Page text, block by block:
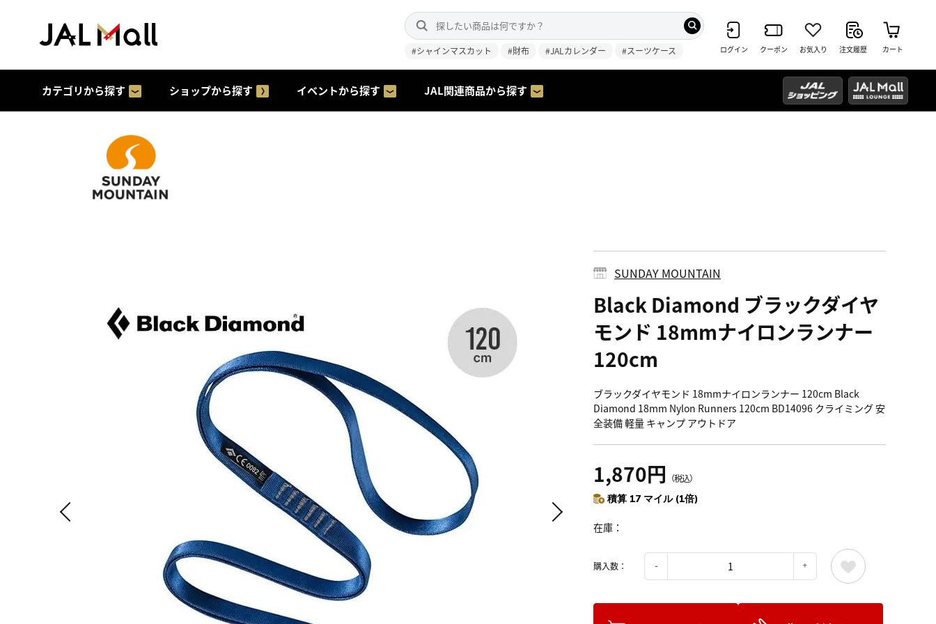
#シャインマスカット #財布 #JALカレンダー #スーツケース ログイン クーポン お気入り 注文履歴 カート
カテゴリから探す ショップから探す イベントから探す JAL関連商品から探す
SUNDAY MOUNTAIN
Black Diamond ブラックダイヤ
モンド 18mmナイロンランナー
120cm
ブラックダイヤモンド 18mmナイロンランナー 120cm Black
Diamond 18mm Nylon Runners 120cm BD14096 クライミング 安
全装備 軽量 キャンプ アウトドア
1,870円 （税込）
積算 17 マイル (1倍)
在庫
購入数：